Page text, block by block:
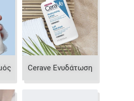
Cerave Ενυδάτωση